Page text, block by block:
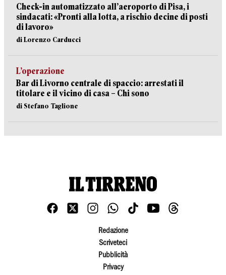
Check-in automatizzato all’aeroporto di Pisa, i
sindacati: «Pronti alla lotta, a rischio decine di posti
di lavoro»
di Lorenzo Carducci
L’operazione
Bar di Livorno centrale di spaccio: arrestati il
titolare e il vicino di casa – Chi sono
di Stefano Taglione
Redazione
Scriveteci
Pubblicità
Privacy